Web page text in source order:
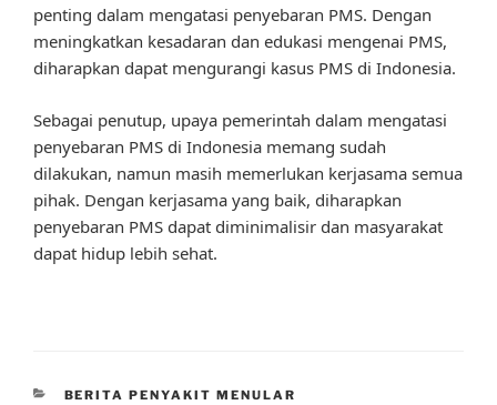
penting dalam mengatasi penyebaran PMS. Dengan
meningkatkan kesadaran dan edukasi mengenai PMS,
diharapkan dapat mengurangi kasus PMS di Indonesia.
Sebagai penutup, upaya pemerintah dalam mengatasi
penyebaran PMS di Indonesia memang sudah
dilakukan, namun masih memerlukan kerjasama semua
pihak. Dengan kerjasama yang baik, diharapkan
penyebaran PMS dapat diminimalisir dan masyarakat
dapat hidup lebih sehat.
CATEGORIES
BERITA PENYAKIT MENULAR